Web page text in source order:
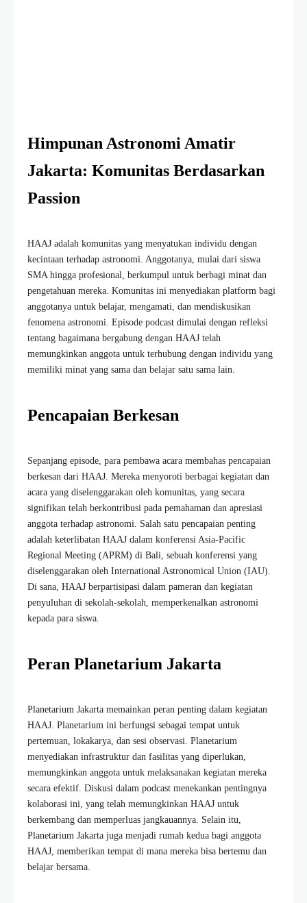
Himpunan Astronomi Amatir
Jakarta: Komunitas Berdasarkan
Passion
HAAJ adalah komunitas yang menyatukan individu dengan
kecintaan terhadap astronomi. Anggotanya, mulai dari siswa
SMA hingga profesional, berkumpul untuk berbagi minat dan
pengetahuan mereka. Komunitas ini menyediakan platform bagi
anggotanya untuk belajar, mengamati, dan mendiskusikan
fenomena astronomi. Episode podcast dimulai dengan refleksi
tentang bagaimana bergabung dengan HAAJ telah
memungkinkan anggota untuk terhubung dengan individu yang
memiliki minat yang sama dan belajar satu sama lain.
Pencapaian Berkesan
Sepanjang episode, para pembawa acara membahas pencapaian
berkesan dari HAAJ. Mereka menyoroti berbagai kegiatan dan
acara yang diselenggarakan oleh komunitas, yang secara
signifikan telah berkontribusi pada pemahaman dan apresiasi
anggota terhadap astronomi. Salah satu pencapaian penting
adalah keterlibatan HAAJ dalam konferensi Asia-Pacific
Regional Meeting (APRM) di Bali, sebuah konferensi yang
diselenggarakan oleh International Astronomical Union (IAU).
Di sana, HAAJ berpartisipasi dalam pameran dan kegiatan
penyuluhan di sekolah-sekolah, memperkenalkan astronomi
kepada para siswa.
Peran Planetarium Jakarta
Planetarium Jakarta memainkan peran penting dalam kegiatan
HAAJ. Planetarium ini berfungsi sebagai tempat untuk
pertemuan, lokakarya, dan sesi observasi. Planetarium
menyediakan infrastruktur dan fasilitas yang diperlukan,
memungkinkan anggota untuk melaksanakan kegiatan mereka
secara efektif. Diskusi dalam podcast menekankan pentingnya
kolaborasi ini, yang telah memungkinkan HAAJ untuk
berkembang dan memperluas jangkauannya. Selain itu,
Planetarium Jakarta juga menjadi rumah kedua bagi anggota
HAAJ, memberikan tempat di mana mereka bisa bertemu dan
belajar bersama.